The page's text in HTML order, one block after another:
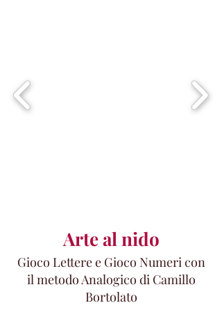
Arte al nido
Gioco Lettere e Gioco Numeri con
il metodo Analogico di Camillo
Bortolato